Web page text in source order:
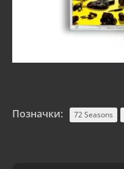
Позначки: 72 Seasons